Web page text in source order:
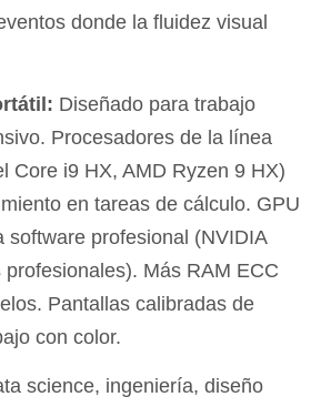
donde la fluidez visual
Diseñado para trabajo
Procesadores de la línea
Core i9 HX, AMD Ryzen 9 HX)
en tareas de cálculo. GPU
software profesional (NVIDIA
Más RAM ECC
Pantallas calibradas de
con color.
science, ingeniería, diseño